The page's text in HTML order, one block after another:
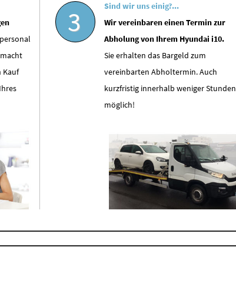
Kauf
3
Sind wir uns einig?...
Wir vereinbaren einen Termin zur
Abholung von Ihrem Hyundai i10.
Sie erhalten das Bargeld zum
vereinbarten Abholtermin. Auch
kurzfristig innerhalb weniger Stunden
möglich!